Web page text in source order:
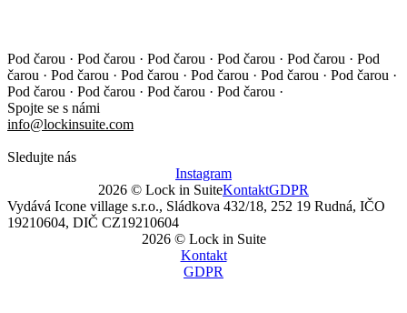
Pod čarou · Pod čarou · Pod čarou · Pod čarou · Pod čarou · Pod
čarou · Pod čarou · Pod čarou · Pod čarou · Pod čarou · Pod čarou ·
Pod čarou · Pod čarou · Pod čarou · Pod čarou ·
Spojte se s námi
info@lockinsuite.com
Sledujte nás
Instagram
2026 © Lock in SuiteKontaktGDPR
Vydává Icone village s.r.o., Sládkova 432/18, 252 19 Rudná, IČO
19210604, DIČ CZ19210604
2026 © Lock in Suite
Kontakt
GDPR